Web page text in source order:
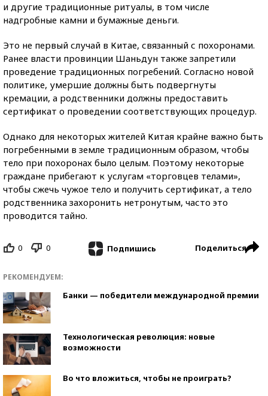
и другие традиционные ритуалы, в том числе
надгробные камни и бумажные деньги.
Это не первый случай в Китае, связанный с похоронами.
Ранее власти провинции Шаньдун также запретили
проведение традиционных погребений. Согласно новой
политике, умершие должны быть подвергнуты
кремации, а родственники должны предоставить
сертификат о проведении соответствующих процедур.
Однако для некоторых жителей Китая крайне важно быть
погребенными в земле традиционным образом, чтобы
тело при похоронах было целым. Поэтому некоторые
граждане прибегают к услугам «торговцев телами»,
чтобы сжечь чужое тело и получить сертификат, а тело
родственника захоронить нетронутым, часто это
проводится тайно.
0 0 Подпишись Поделиться
РЕКОМЕНДУЕМ:
Банки — победители международной премии
Технологическая революция: новые
возможности
Во что вложиться, чтобы не проиграть?